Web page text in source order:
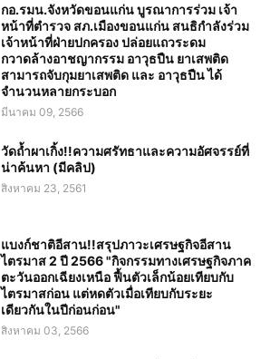
กอ.รมน.จังหวัดขอนแก่น บูรณาการร่วม เจ้า
หน้าที่ตำรวจ สภ.เมืองขอนแก่น สนธิกำลังร่วม
เจ้าหน้าที่ฝ่ายปกครอง ปล่อยแถวระดม
กวาดล้างอาชญากรรม อาวุธปืน ยาเสพติด
สามารถจับกุมยาเสพติด และ อาวุธปืน ได้
จำนวนหลายกระบอก
มีนาคม 09, 2566
วัดถ้ำผาเกิ้ง!!ความศรัทธาและความอัศจรรย์ที่
น่าค้นหา (มีคลิป)
สิงหาคม 23, 2561
แบงก์ชาติอีสาน!!สรุปภาวะเศรษฐกิจอีสาน
ไตรมาส 2 ปี 2566 "กิจกรรมทางเศรษฐกิจภาค
ตะวันออกเฉียงเหนือ ฟื้นตัวเล็กน้อยเทียบกับ
ไตรมาสก่อน แต่หดตัวเมื่อเทียบกับระยะ
เดียวกันในปีก่อนก่อน"
สิงหาคม 03, 2566